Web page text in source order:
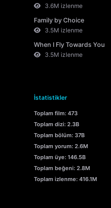
3.6M izlenme
Family by Choice
3.5M izlenme
When I Fly Towards You
3.5M izlenme
İstatistikler
Toplam film: 473
Toplam dizi: 2.3B
Toplam bölüm: 37B
Toplam yorum: 2.6M
Toplam üye: 146.5B
Toplam beğeni: 2.8M
Toplam izlenme: 416.1M